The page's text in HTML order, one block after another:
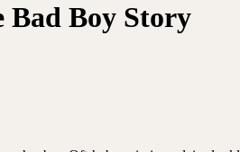
Bad Boy Story